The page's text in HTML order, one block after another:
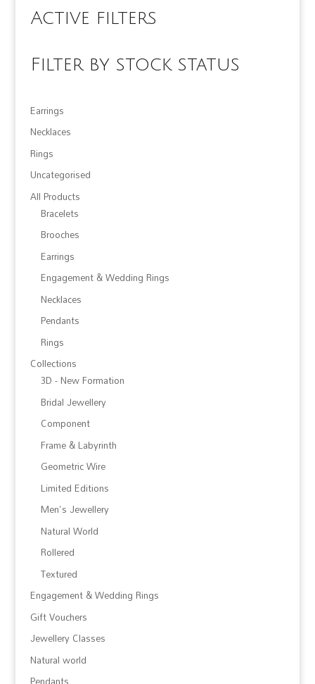
Active filters
Filter by stock status
Earrings
Necklaces
Rings
Uncategorised
All Products
Bracelets
Brooches
Earrings
Engagement & Wedding Rings
Necklaces
Pendants
Rings
Collections
3D - New Formation
Bridal Jewellery
Component
Frame & Labyrinth
Geometric Wire
Limited Editions
Men's Jewellery
Natural World
Rollered
Textured
Engagement & Wedding Rings
Gift Vouchers
Jewellery Classes
Natural world